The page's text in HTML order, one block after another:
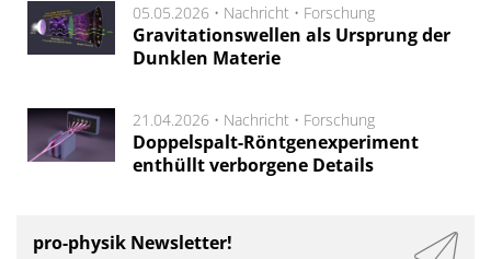
05.05.2026 • Nachricht • Forschung
Gravitationswellen als Ursprung der
Dunklen Materie
21.04.2026 • Nachricht • Forschung
Doppelspalt-Röntgenexperiment
enthüllt verborgene Details
pro-physik Newsletter!